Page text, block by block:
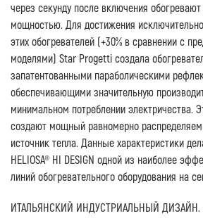
через секунду после включения
мощностью. Для достижения
этих обогревателей (+30% в сравнении с
моделями) Star Progetti создала
запатентованными параболическими
обеспечивающими значительную
минимальном потреблении электричества.
создают мощный равномерно
источник тепла. Данные характеристики
HELIOSA® HI DESIGN одной из наиболее
линий обогревательного оборудования на
ИТАЛЬЯНСКИЙ ИНДУСТРИАЛЬНЫЙ ДИЗАЙН.